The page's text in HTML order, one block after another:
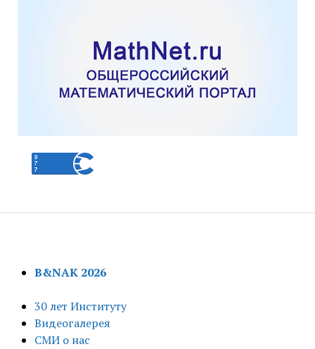
B&NAK 2026
30 лет Институту
Видеогалерея
СМИ о нас